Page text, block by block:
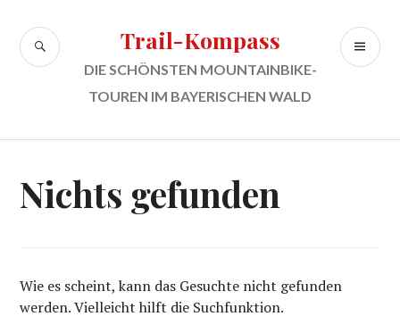
Inhalt
springen
Trail-Kompass
DIE SCHÖNSTEN MOUNTAINBIKE-
TOUREN IM BAYERISCHEN WALD
SUCHE
Nichts gefunden
Wie es scheint, kann das Gesuchte nicht gefunden
werden. Vielleicht hilft die Suchfunktion.